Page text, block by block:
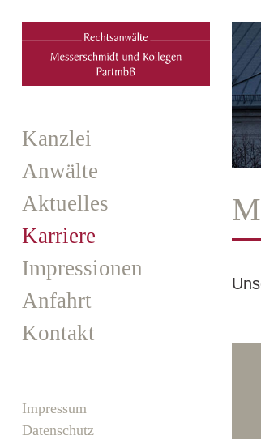
Kanzlei
Anwälte
Aktuelles
Karriere
Impressionen
Anfahrt
Kontakt
Impressum
Datenschutz